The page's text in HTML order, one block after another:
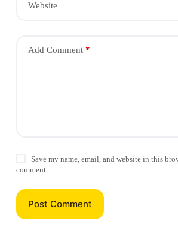
Website
Add Comment*
Save my name, email, and website in this
comment.
Post Comment